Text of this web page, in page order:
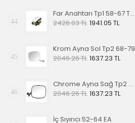
44
Far Anahtarı Tp1 58-67 Tp2 68-70 Tp3 64-67
2426.03 TL 1941.05 TL
45
Krom Ayna Sol Tp2 68-79
2046.26 TL 1637.23 TL
46
Chrome Ayna Sağ Tp2 68-79
2046.26 TL 1637.23 TL
İç Sıyırıcı 52-64 EA